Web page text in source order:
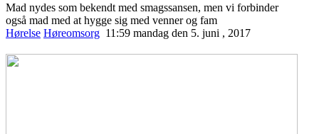
Mad nydes som bekendt med smagssansen, men vi forbinder
også mad med at hygge sig med venner og fam
Hørelse Høreomsorg 11:59 mandag den 5. juni , 2017